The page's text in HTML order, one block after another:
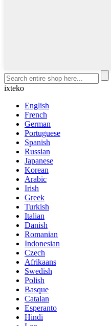
ixteko
English
French
German
Portuguese
Spanish
Russian
Japanese
Korean
Arabic
Irish
Greek
Turkish
Italian
Danish
Romanian
Indonesian
Czech
Afrikaans
Swedish
Polish
Basque
Catalan
Esperanto
Hindi